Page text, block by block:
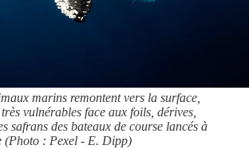
marins remontent vers la surface,
vulnérables face aux foils, dérives,
safrans des bateaux de course lancés à
(Photo : Pexel - E. Dipp)